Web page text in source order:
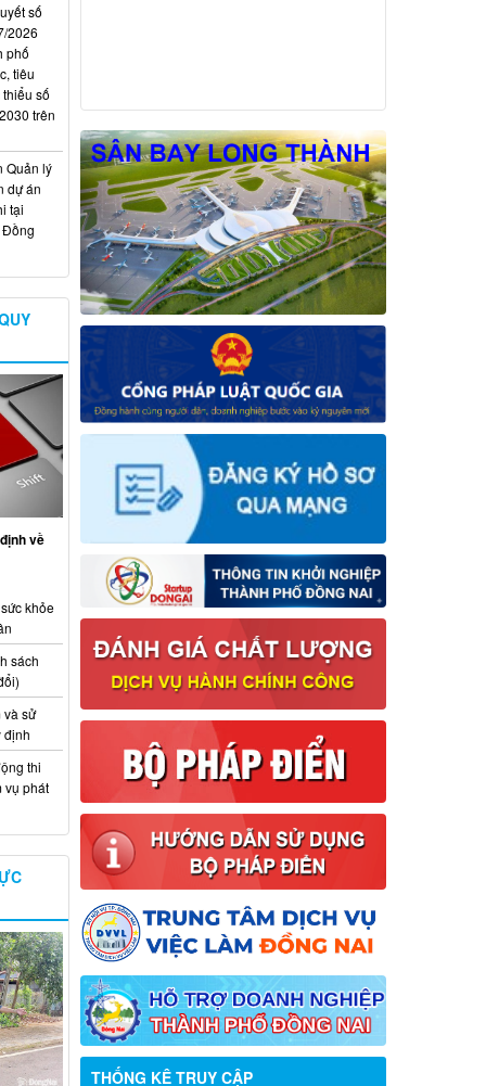
THỐNG KÊ TRUY CẬP
số
2026
phố
tiêu
số
trên
Quản lý
dự án
tại
Đồng
về
khỏe
sách
và sử
định
thi
vụ phát